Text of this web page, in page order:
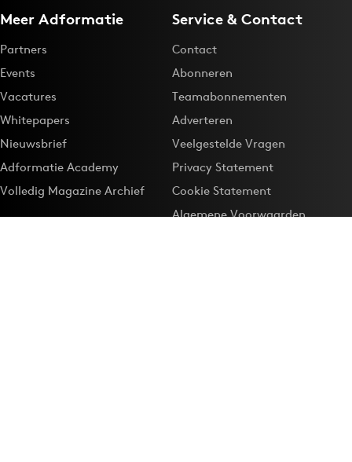
Meer Adformatie
Partners
Events
Vacatures
Whitepapers
Nieuwsbrief
Adformatie Academy
Volledig Magazine Archief
Service & Contact
Contact
Abonneren
Teamabonnementen
Adverteren
Veelgestelde Vragen
Privacy Statement
Cookie Statement
Algemene Voorwaarden